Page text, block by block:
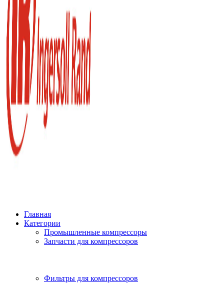
Главная
Категории
Промышленные компрессоры
Запчасти для компрессоров
Фильтры для компрессоров